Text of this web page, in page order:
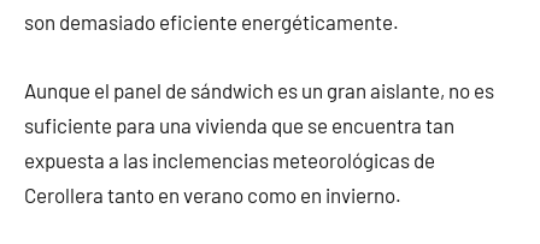
son demasiado eficiente energéticamente.
Aunque el panel de sándwich es un gran aislante, no es
suficiente para una vivienda que se encuentra tan
expuesta a las inclemencias meteorológicas de
Cerollera tanto en verano como en invierno.